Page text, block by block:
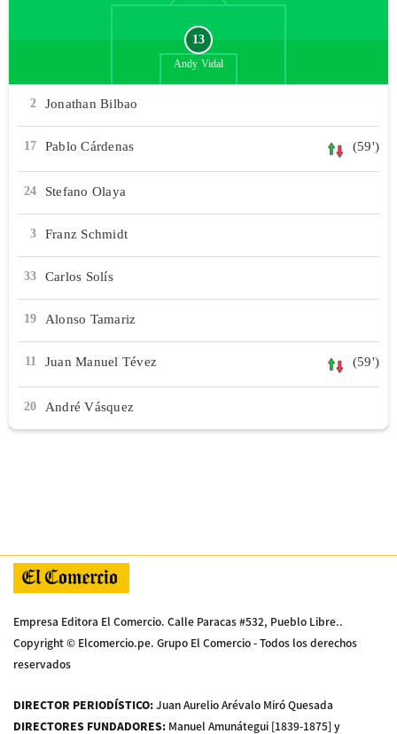
13
Andy Vidal
2 Jonathan Bilbao
17 Pablo Cárdenas (59')
24 Stefano Olaya
3 Franz Schmidt
33 Carlos Solís
19 Alonso Tamariz
11 Juan Manuel Tévez (59')
20 André Vásquez
Empresa Editora El Comercio. Calle Paracas #532, Pueblo Libre..
Copyright © Elcomercio.pe. Grupo El Comercio - Todos los derechos
reservados
DIRECTOR PERIODÍSTICO:Juan Aurelio Arévalo Miró Quesada
DIRECTORES FUNDADORES: Manuel Amunátegui [1839-1875] y